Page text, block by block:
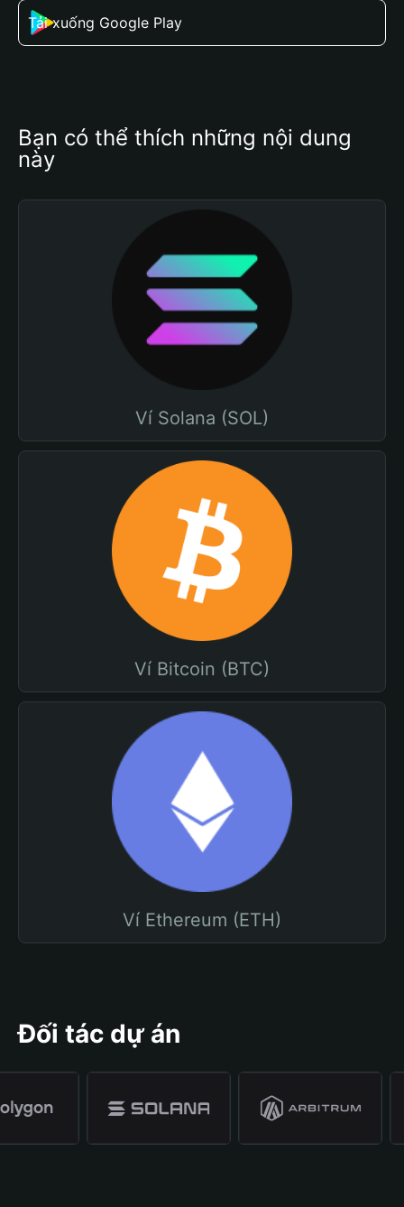
Tải xuống Google Play
Bạn có thể thích những nội dung
này
Ví Solana (SOL)
Ví Bitcoin (BTC)
Ví Ethereum (ETH)
Đối tác dự án